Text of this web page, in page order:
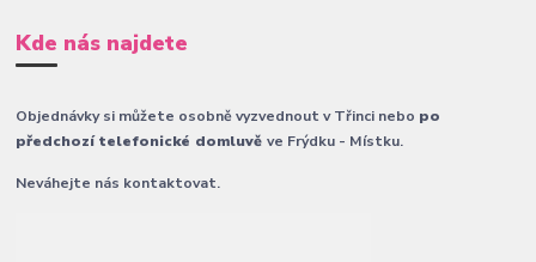
Kde nás najdete
Objednávky si můžete osobně vyzvednout v Třinci nebo po
předchozí telefonické domluvěve Frýdku - Místku.
Neváhejte nás kontaktovat.